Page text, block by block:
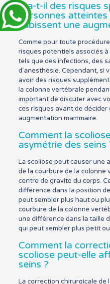
Y a-t-il des risques
personnes atteintes
subissent une
Comme pour toute
risques potentiels associés à
tels que des infections, des
d’anesthésie. Cependant, si
avoir des risques
la colonne vertébrale
important de discuter avec
ces risques avant de décider
augmentation mammaire.
Comment la
asymétrie des seins
La scoliose peut causer une
de la courbure de la colonne
centre de gravité du corps.
différence dans la position
peut sembler plus haut ou
courbure de la colonne
une différence dans la taille
qui peut sembler plus petit
Comment la
scoliose peut-elle
seins ?
La correction chirurgicale de